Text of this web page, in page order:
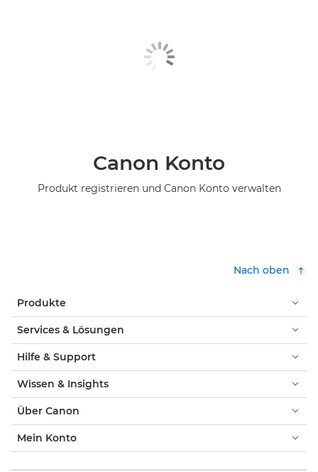
Canon Konto
Produkt registrieren und Canon Konto verwalten
Nach oben
Produkte
Services & Lösungen
Hilfe & Support
Wissen & Insights
Über Canon
Mein Konto